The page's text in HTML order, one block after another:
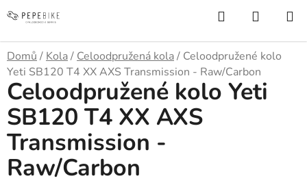
na
Hledat
KOŠÍK
Domů / Kola/ Celoodpružená kola/ Celoodpružené kolo
Yeti SB120 T4 XX AXS Transmission - Raw/Carbon
Celoodpružené kolo Yeti
SB120 T4 XX AXS
Transmission -
Raw/Carbon